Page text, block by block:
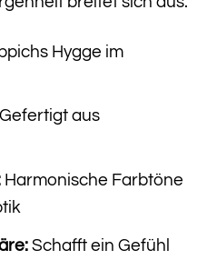
Hygge im
aus
Harmonische Farbtöne
Schafft ein Gefühl